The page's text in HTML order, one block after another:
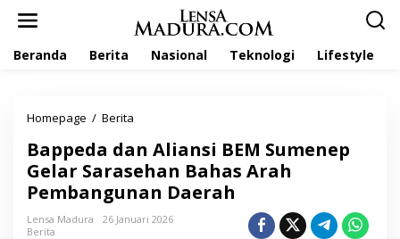
Beranda Berita Nasional Teknologi Lifestyle
Homepage / Berita
p
p
e
d
a
Bappeda dan Aliansi BEM Sumenep
Gelar Sarasehan Bahas Arah
Pembangunan Daerah
Lensa Madura
26 Januari 2026
Berita